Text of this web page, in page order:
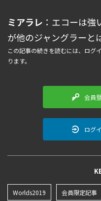
ミアラレ ：エコーは
が他のジャングラーと
この記事の続きを読むには、ログ
ります。
会員
ログ
Worlds2019 会員限定記事